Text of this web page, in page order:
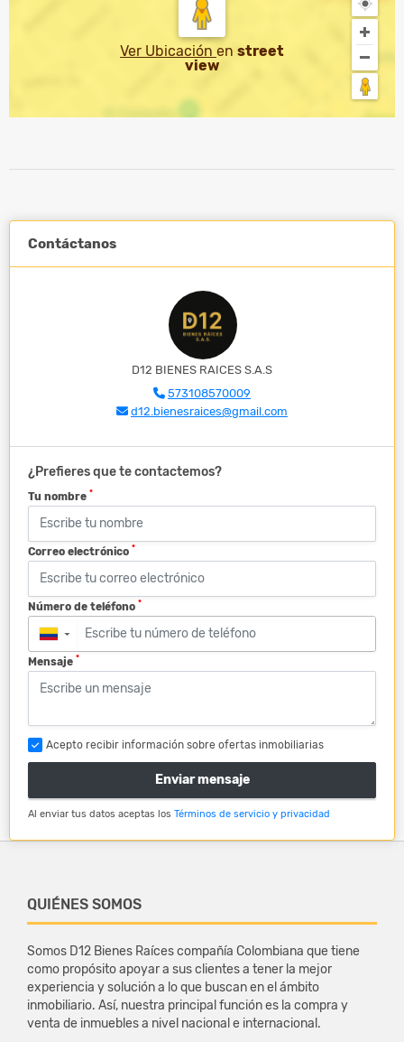
Ver Ubicación en street
view
Contáctanos
D12 BIENES RAICES S.A.S
573108570009
d12.bienesraices@gmail.com
¿Prefieres que te contactemos?
Tu nombre *
Correo electrónico *
Número de teléfono *
▼
Mensaje *
Acepto recibir información sobre ofertas inmobiliarias
Enviar mensaje
Al enviar tus datos aceptas los Términos de servicio y privacidad
QUIÉNES SOMOS
Somos D12 Bienes Raíces compañía Colombiana que tiene
como propósito apoyar a sus clientes a tener la mejor
experiencia y solución a lo que buscan en el ámbito
inmobiliario. Así, nuestra principal función es la compra y
venta de inmuebles a nivel nacional e internacional.